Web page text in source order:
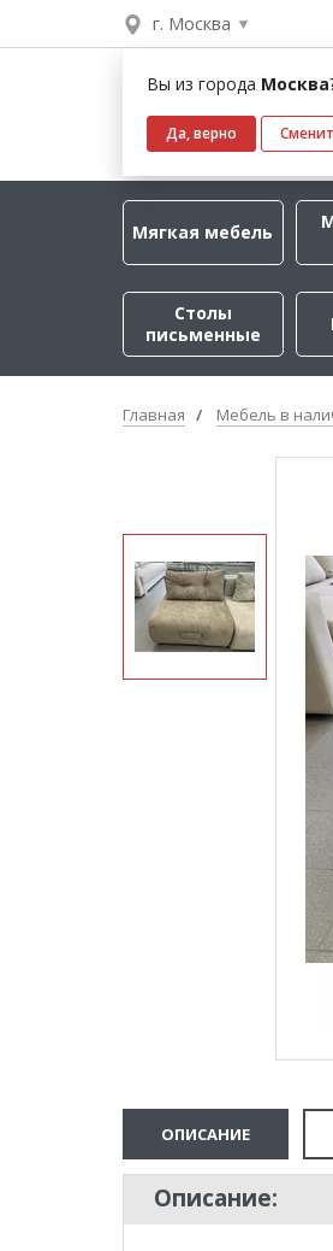
г. Москва
Вы из города Москва
Да, верно
Мягкая мебель
Столы
письменные
Главная Мебель в
ОПИСАНИЕ
Описание: